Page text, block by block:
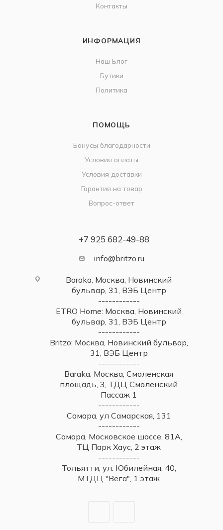
Контакты
ИНФОРМАЦИЯ
Наш Блог
Бутики
Политика
ПОМОЩЬ
Бонусы благодарности
Условия оплаты
Условия доставки
Гарантия на товар
Вопрос-ответ
+7 925 682-49-88
info@britzo.ru
Baraka: Москва, Новинский
бульвар, 31, ВЭБ Центр
------------
ETRO Home: Москва, Новинский
бульвар, 31, ВЭБ Центр
------------
Britzo: Москва, Новинский бульвар,
31, ВЭБ Центр
------------
Baraka: Москва, Смоленская
площадь, 3, ТДЦ Смоленский
Пассаж 1
------------
Самара, ул Самарская, 131
------------
Самара, Московское шоссе, 81А,
ТЦ Парк Хаус, 2 этаж
------------
Тольятти, ул. Юбилейная, 40,
МТДЦ "Вега", 1 этаж